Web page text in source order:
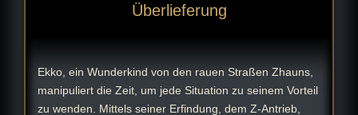
Überlieferung
Ekko, ein Wunderkind von den rauen Straßen Zhauns,
manipuliert die Zeit, um jede Situation zu seinem Vorteil
zu wenden. Mittels seiner Erfindung, dem Z-Antrieb,